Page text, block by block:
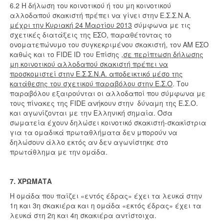
6.2 Η δήλωση του κοινοτικού ή του μη κοινοτικού
αλλοδαπού σκακιστή πρέπει να γίνει στην Ε.Σ.Σ.Ν.Α.
μέχρι την Κυριακή 24 Μαρτίου 2013 σύμφωνα με τις
σχετικές διατάξεις της ΕΣΟ, παραθέτοντας το
ονοματεπώνυμο του συγκεκριμένου σκακιστή, τον ΑΜ ΕΣΟ
καθώς και το FIDE ID του Επίσης ,σε περίπτωση δήλωσης
μη κοινοτικού αλλοδαπού σκακιστή πρέπει να
προσκομιστεί στην Ε.Σ.Σ.Ν.Α. αποδεικτικό μέσο της
κατάθεσης του σχετικού παραβόλου στην Ε.Σ.Ο. Του
παραβόλου εξαιρούνται οι αλλοδαποί που σύμφωνα με
τους πίνακες της FIDE ανήκουν στην δύναμη της Ε.Σ.Ο.
και αγωνίζονται με την Ελληνική σημαία. Όσα
σωματεία έχουν δηλώσει κοινοτικό σκακιστή-σκακίστρια
για τα ομαδικά πρωταθλήματα δεν μπορούν να
δηλώσουν άλλο εκτός αν δεν αγωνίστηκε στο
πρωτάθλημα με την ομάδα.
7. ΧΡΩΜΑΤΑ
Η ομάδα που παίζει «εντός έδρας» έχει τα λευκά στην
1η και 3η σκακιέρα και η ομάδα «εκτός έδρας» έχει τα
λευκά στη 2η και 4η σκακιέρα αντίστοιχα.